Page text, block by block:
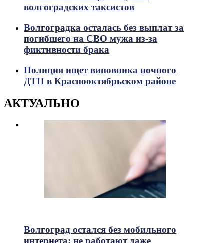
волгоградских таксистов
Волгоградка осталась без выплат за
погибшего на СВО мужа из-за
фиктивности брака
Полиция ищет виновника ночного
ДТП в Краснооктябрьском районе
АКТУАЛЬНО
Волгоград остался без мобильного
интернета: не работают даже